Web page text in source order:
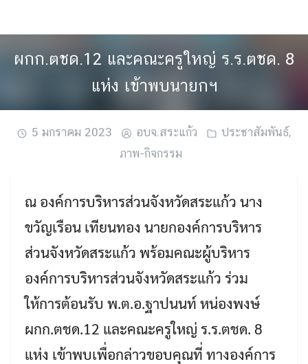
ผกก.ตชด.12 และคณะครูใหญ่ ร.ร.ตชด. 8
แห่ง เข้าพบนายกฯ
5 มกราคม 2023 อบจ.สระแก้ว ประชาสัมพันธ์,
ภาพ-กิจกรรม
ณ องค์การบริหารส่วนจังหวัดสระแก้ว นาง
ขวัญเรือน เทียนทอง นายกองค์การบริหาร
ส่วนจังหวัดสระแก้ว พร้อมคณะผู้บริหาร
องค์การบริหารส่วนจังหวัดสระแก้ว ร่วม
ให้การต้อนรับ พ.ต.อ.ฐาปนนท์ หน่องพงษ์
ผกก.ตชด.12 และคณะครูใหญ่ ร.ร.ตชด. 8
แห่ง เข้าพบเพื่อกล่าวขอบคุณที่ ทางองค์การ